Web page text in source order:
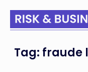
Tag: fraude